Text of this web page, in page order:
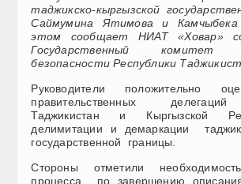
таджикско-кыргызской
Саймумина Ятимова и
этом сообщает НИАТ «Ховар»
Государственный комитет
безопасности Республики
Руководители положительно
правительственных
Таджикистан и Кыргызской
делимитации и демаркации
государственной границы.
Стороны отметили
процесса по завершению